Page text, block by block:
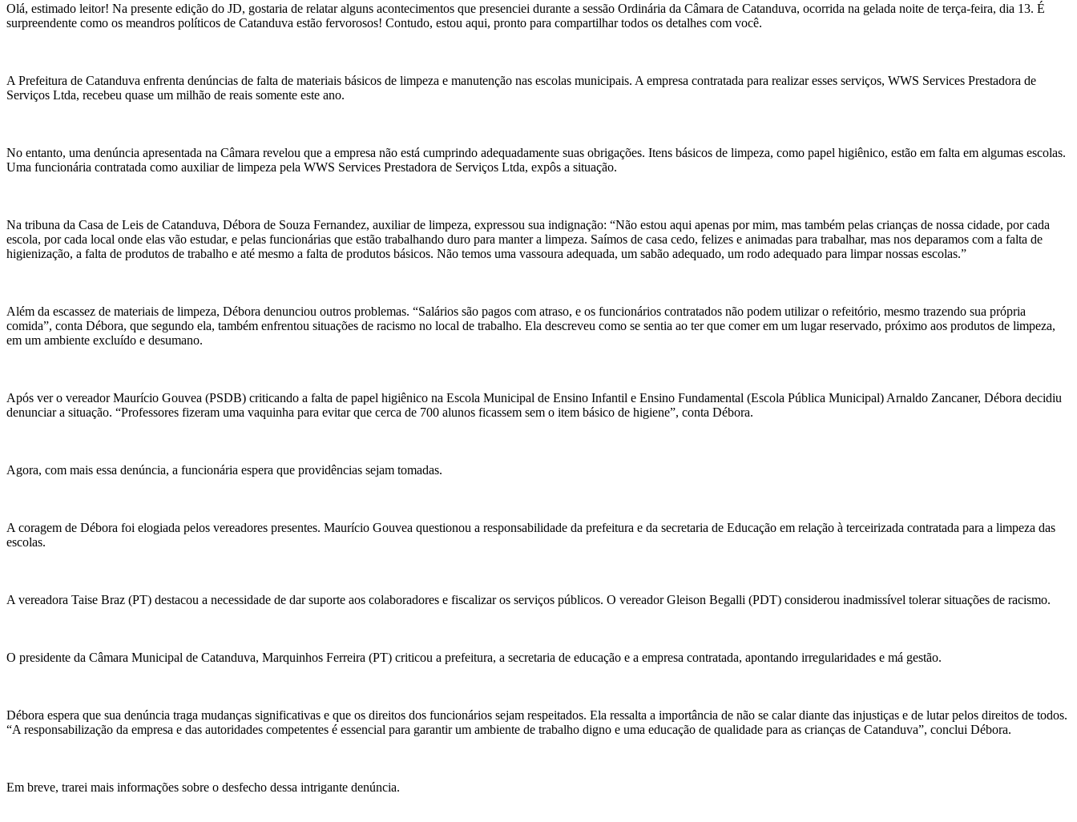
Olá, estimado leitor! Na presente edição do JD, gostaria de relatar alguns acontecimentos que presenciei durante a sessão Ordinária da Câmara de Catanduva, ocorrida na gelada noite de terça-feira, dia 13. É
surpreendente como os meandros políticos de Catanduva estão fervorosos! Contudo, estou aqui, pronto para compartilhar todos os detalhes com você.
A Prefeitura de Catanduva enfrenta denúncias de falta de materiais básicos de limpeza e manutenção nas escolas municipais. A empresa contratada para realizar esses serviços, WWS Services Prestadora de
Serviços Ltda, recebeu quase um milhão de reais somente este ano.
No entanto, uma denúncia apresentada na Câmara revelou que a empresa não está cumprindo adequadamente suas obrigações. Itens básicos de limpeza, como papel higiênico, estão em falta em algumas escolas.
Uma funcionária contratada como auxiliar de limpeza pela WWS Services Prestadora de Serviços Ltda, expôs a situação.
Na tribuna da Casa de Leis de Catanduva, Débora de Souza Fernandez, auxiliar de limpeza, expressou sua indignação: “Não estou aqui apenas por mim, mas também pelas crianças de nossa cidade, por cada
escola, por cada local onde elas vão estudar, e pelas funcionárias que estão trabalhando duro para manter a limpeza. Saímos de casa cedo, felizes e animadas para trabalhar, mas nos deparamos com a falta de
higienização, a falta de produtos de trabalho e até mesmo a falta de produtos básicos. Não temos uma vassoura adequada, um sabão adequado, um rodo adequado para limpar nossas escolas.”
Além da escassez de materiais de limpeza, Débora denunciou outros problemas. “Salários são pagos com atraso, e os funcionários contratados não podem utilizar o refeitório, mesmo trazendo sua própria
comida”, conta Débora, que segundo ela, também enfrentou situações de racismo no local de trabalho. Ela descreveu como se sentia ao ter que comer em um lugar reservado, próximo aos produtos de limpeza,
em um ambiente excluído e desumano.
Após ver o vereador Maurício Gouvea (PSDB) criticando a falta de papel higiênico na Escola Municipal de Ensino Infantil e Ensino Fundamental (Escola Pública Municipal) Arnaldo Zancaner, Débora decidiu
denunciar a situação. “Professores fizeram uma vaquinha para evitar que cerca de 700 alunos ficassem sem o item básico de higiene”, conta Débora.
Agora, com mais essa denúncia, a funcionária espera que providências sejam tomadas.
A coragem de Débora foi elogiada pelos vereadores presentes. Maurício Gouvea questionou a responsabilidade da prefeitura e da secretaria de Educação em relação à terceirizada contratada para a limpeza das
escolas.
A vereadora Taise Braz (PT) destacou a necessidade de dar suporte aos colaboradores e fiscalizar os serviços públicos. O vereador Gleison Begalli (PDT) considerou inadmissível tolerar situações de racismo.
O presidente da Câmara Municipal de Catanduva, Marquinhos Ferreira (PT) criticou a prefeitura, a secretaria de educação e a empresa contratada, apontando irregularidades e má gestão.
Débora espera que sua denúncia traga mudanças significativas e que os direitos dos funcionários sejam respeitados. Ela ressalta a importância de não se calar diante das injustiças e de lutar pelos direitos de todos.
“A responsabilização da empresa e das autoridades competentes é essencial para garantir um ambiente de trabalho digno e uma educação de qualidade para as crianças de Catanduva”, conclui Débora.
Em breve, trarei mais informações sobre o desfecho dessa intrigante denúncia.